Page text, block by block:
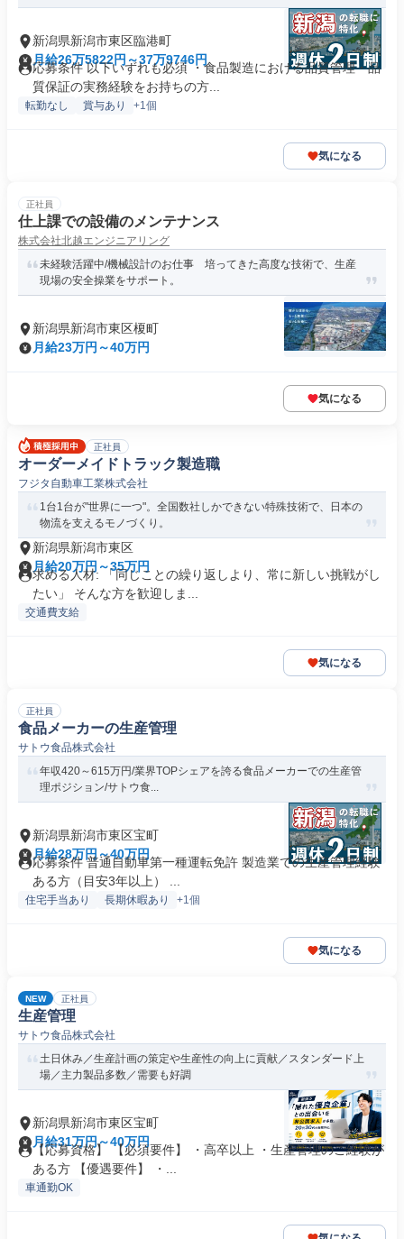
新潟県新潟市東区臨港町
月給26万5822円～37万9746円
応募条件 以下いずれも必須 ・食品製造における品質管理・品
質保証の実務経験をお持ちの方...
転勤なし 賞与あり +1個
気になる
正社員
仕上課での設備のメンテナンス
株式会社北越エンジニアリング
未経験活躍中/機械設計のお仕事 培ってきた高度な技術で、生産
現場の安全操業をサポート。
新潟県新潟市東区榎町
月給23万円～40万円
気になる
正社員
オーダーメイドトラック製造職
フジタ自動車工業株式会社
1台1台が"世界に一つ"。全国数社しかできない特殊技術で、日本の
物流を支えるモノづくり。
新潟県新潟市東区
月給20万円～35万円
求める人材: 「同じことの繰り返しより、常に新しい挑戦がし
たい」 そんな方を歓迎しま...
交通費支給
気になる
正社員
食品メーカーの生産管理
サトウ食品株式会社
年収420～615万円/業界TOPシェアを誇る食品メーカーでの生産管
理ポジション/サトウ食...
新潟県新潟市東区宝町
月給28万円～40万円
応募条件 普通自動車第一種運転免許 製造業での生産管理経験
ある方（目安3年以上） ...
住宅手当あり 長期休暇あり +1個
気になる
NEW 正社員
生産管理
サトウ食品株式会社
土日休み／生産計画の策定や生産性の向上に貢献／スタンダード上
場／主力製品多数／需要も好調
新潟県新潟市東区宝町
月給31万円～40万円
【応募資格】 【必須要件】 ・高卒以上 ・生産管理のご経験が
ある方 【優遇要件】 ・...
車通勤OK